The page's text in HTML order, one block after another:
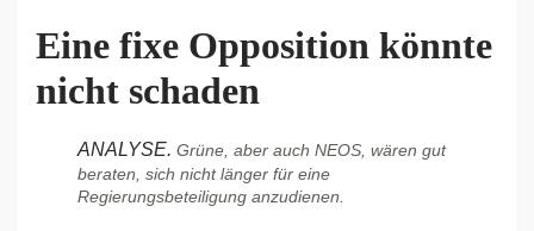
Eine fixe Opposition könnte
nicht schaden
ANALYSE. Grüne, aber auch NEOS, wären gut
beraten, sich nicht länger für eine
Regierungsbeteiligung anzudienen.